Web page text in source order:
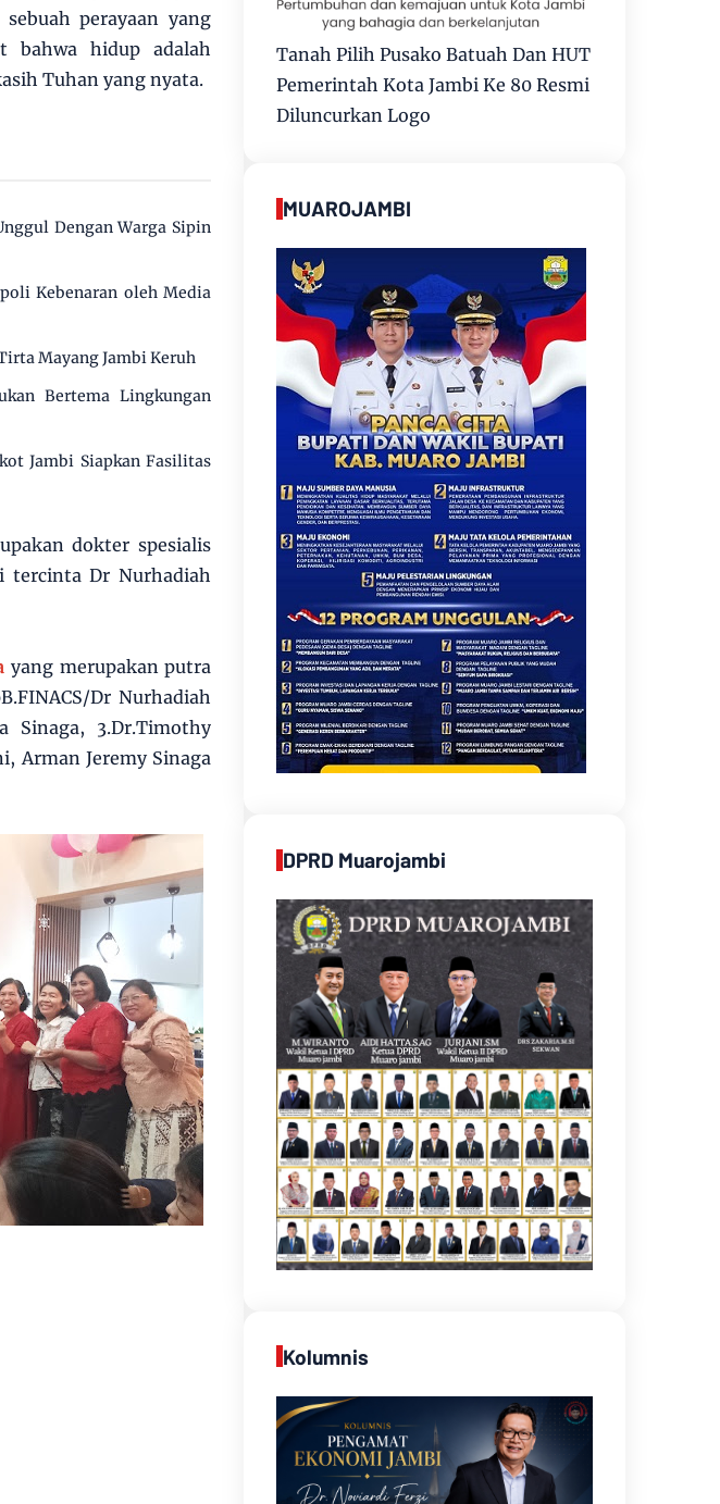
perayaan yang
bahwa hidup adalah
Tuhan yang nyata.
Dengan Warga Sipin
Kebenaran oleh Media
Mayang Jambi Keruh
Bertema Lingkungan
Jambi Siapkan Fasilitas
dokter spesialis
tercinta Dr Nurhadiah
yang merupakan putra
Dr Nurhadiah
Sinaga, 3.Dr.Timothy
Arman Jeremy Sinaga
Tanah Pilih Pusako Batuah Dan HUT
Pemerintah Kota Jambi Ke 80 Resmi
Diluncurkan Logo
MUAROJAMBI
DPRD Muarojambi
Kolumnis